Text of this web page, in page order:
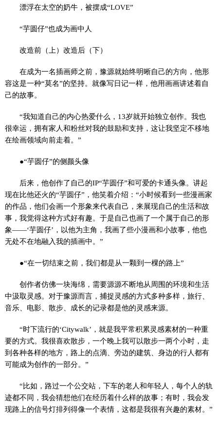
漂浮在太空的奶牛，被摆成“LOVE”
“芋圆仔”也成为画中人
改造前（上）改造后（下）
在成为一名插画师之前，豫源就始终明晰自己的方向，他形
容这是一种“莫名”的坚持。就像写日记一样，他用画画讲述着自
己的故事。
“我知道自己的内心热爱什么，13岁就开始独立创作。我也
很幸运，拥有家人和粉丝对我的鼓励和支持，这让我坚定不移地
在绘画领域向前走着。”
●“芋圆仔”的侧颜头像
后来，他创作了自己的IP“芋圆仔”和可爱的卡通头像。讲起
现在比他还火的“芋圆仔”，他笑着介绍：“小时候看到一些漫画家
的作品，他们会画一个形象来代表自己，来展现自己的生活和故
事，我觉得这种方式好有趣。于是自己也画了一个属于自己的形
象——‘芋圆仔’，以他为主角，我画了些小漫画和小故事，他也
无处不在地融入我的插画中。”
●“在一切结束之前，我们都是从一颗到一棵的路上”
创作者仿佛一块海绵，需要源源不断地从周围的环境和生活
中汲取灵感。对于豫源而言，捕捉灵感的方式多种多样，旅行、
音乐、电影、散步、成长的记录都是他的灵感来源。
“时下流行的‘Citywalk’，就是我平常积累灵感素材的一种重
要的方式。我很喜欢散步，一个晚上我可以散步一两个小时，走
到各种各样的地方，路上的点滴、旁边的建筑、身边的行人都有
可能成为创作的一部分。”
“比如，路过一个公交站，下车的老人和年轻人，每个人的轨
迹都不同，我会猜想他们在经历着什么样的故事；有时，我会发
现路上的信号灯排列得像一个表情，这都是我很有兴趣的素材。”